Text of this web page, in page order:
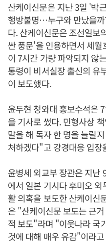
산케이신문은 지난 3일 '박
행방불명…누구와 만났을
다. 산케이신문은 조선일보
싼 풍문'을 인용하면서 세
이 7시간 가량 파악되지 않
통령이 비서실장 출신의 유
이 보도했다.
윤두현 청와대 홍보수석은
을 기사로 썼다. 민형사상
말을 해 독자 한 명을 늘릴
처하겠다"고 강경대응 입장
윤병세 외교부 장관은 지난
에서 일본 기시다 후미오
활 의혹을 보도한 산케이신
은 "산케이신문 보도는 근
적 보도"라며 "이웃나라 국
것에 대해 매우 유감"이라